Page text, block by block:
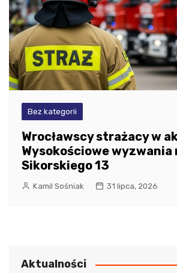
Bez kategorii
Wrocławscy strażacy w
Wysokościowe wyzwania
Sikorskiego 13
Kamil Sośniak 31 lipca, 2026
Aktualności